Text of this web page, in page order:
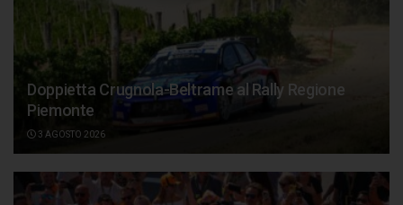
Doppietta Crugnola-Beltrame al Rally Regione
Piemonte
3 AGOSTO 2026